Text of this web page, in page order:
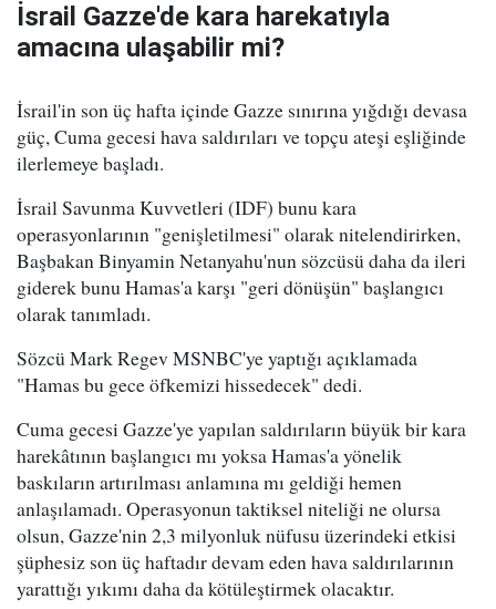
İsrail Gazze'de kara harekatıyla
amacına ulaşabilir mi?
İsrail'in son üç hafta içinde Gazze sınırına yığdığı devasa
güç, Cuma gecesi hava saldırıları ve topçu ateşi eşliğinde
ilerlemeye başladı.
İsrail Savunma Kuvvetleri (IDF) bunu kara
operasyonlarının "genişletilmesi" olarak nitelendirirken,
Başbakan Binyamin Netanyahu'nun sözcüsü daha da ileri
giderek bunu Hamas'a karşı "geri dönüşün" başlangıcı
olarak tanımladı.
Sözcü Mark Regev MSNBC'ye yaptığı açıklamada
"Hamas bu gece öfkemizi hissedecek" dedi.
Cuma gecesi Gazze'ye yapılan saldırıların büyük bir kara
harekâtının başlangıcı mı yoksa Hamas'a yönelik
baskıların artırılması anlamına mı geldiği hemen
anlaşılamadı. Operasyonun taktiksel niteliği ne olursa
olsun, Gazze'nin 2,3 milyonluk nüfusu üzerindeki etkisi
şüphesiz son üç haftadır devam eden hava saldırılarının
yarattığı yıkımı daha da kötüleştirmek olacaktır.